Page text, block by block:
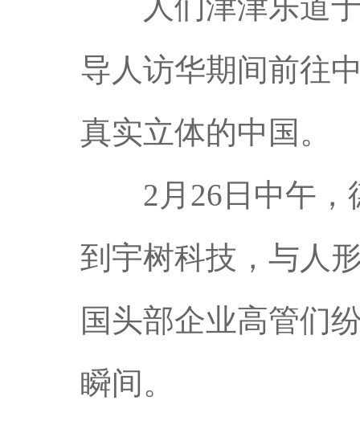
导人访华期间前往
真实立体的中国。
2月26日中午，
到宇树科技，与人
国头部企业高管们
瞬间。